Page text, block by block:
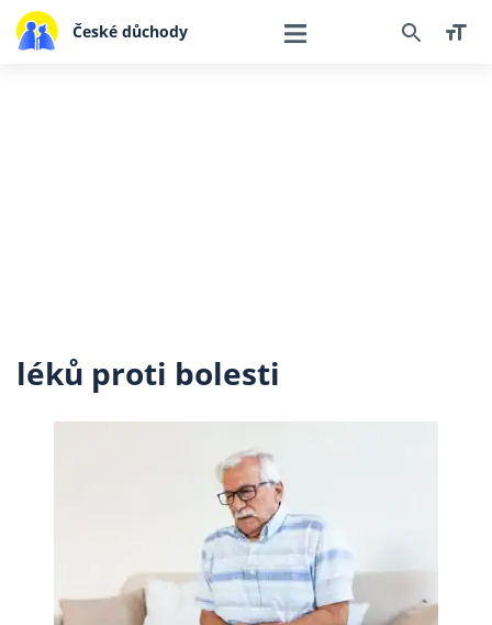
České důchody
léků proti bolesti